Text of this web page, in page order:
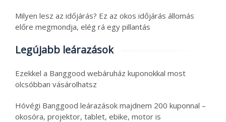
Milyen lesz az időjárás? Ez az okos időjárás állomás
előre megmondja, elég rá egy pillantás
Legújabb leárazások
Ezekkel a Banggood webáruház kuponokkal most
olcsóbban vásárolhatsz
Hóvégi Banggood leárazások majdnem 200 kuponnal –
okosóra, projektor, tablet, ebike, motor is